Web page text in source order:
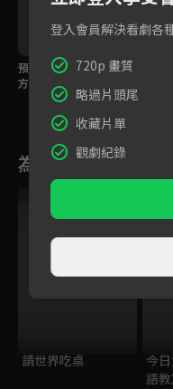
預告：南征北討雄霸四
方，朱隸為百姓拼盡全
為您推薦
請世界吃桌
今
語
登入會員解決看劇各
720p 畫質
略過片頭尾
收藏片單
觀劇紀錄